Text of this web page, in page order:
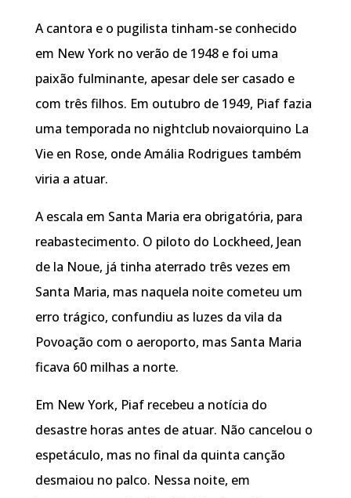
A cantora e o pugilista tinham-se conhecido
em New York no verão de 1948 e foi uma
paixão fulminante, apesar dele ser casado e
com três filhos. Em outubro de 1949, Piaf fazia
uma temporada no nightclub novaiorquino La
Vie en Rose, onde Amália Rodrigues também
viria a atuar.
A escala em Santa Maria era obrigatória, para
reabastecimento. O piloto do Lockheed, Jean
de la Noue, já tinha aterrado três vezes em
Santa Maria, mas naquela noite cometeu um
erro trágico, confundiu as luzes da vila da
Povoação com o aeroporto, mas Santa Maria
ficava 60 milhas a norte.
Em New York, Piaf recebeu a notícia do
desastre horas antes de atuar. Não cancelou o
espetáculo, mas no final da quinta canção
desmaiou no palco. Nessa noite, em